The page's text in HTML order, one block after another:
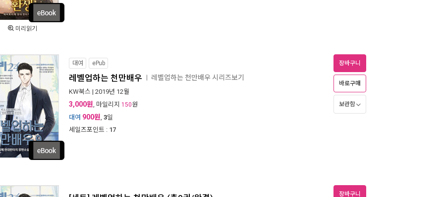
미리읽기
대여 ePub
레벨업하는 천만배우 레벨업하는 천만배우 시리즈보기
KW북스 | 2019년 12월
3,000원, 마일리지 150원
대여 900원, 3일
세일즈포인트 : 17
장바구니
바로구매
보관함
장바구니